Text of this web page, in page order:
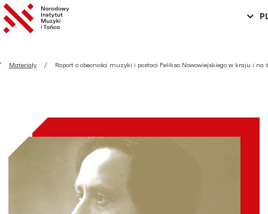
Materiały Raport o obecności muzyki i postaci Feliksa Nowowiejskiego w kraju i na